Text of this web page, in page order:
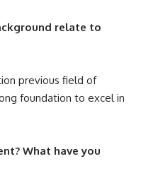
relate to
previous field of
foundation to excel in
What have you